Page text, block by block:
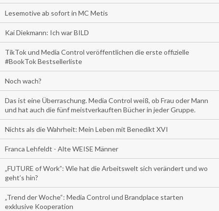
Lesemotive ab sofort in MC Metis
Kai Diekmann: Ich war BILD
TikTok und Media Control veröffentlichen die erste offizielle
#BookTok Bestsellerliste
Noch wach?
Das ist eine Überraschung. Media Control weiß, ob Frau oder Mann
und hat auch die fünf meistverkauften Bücher in jeder Gruppe.
Nichts als die Wahrheit: Mein Leben mit Benedikt XVI
Franca Lehfeldt - Alte WEISE Männer
„FUTURE of Work”: Wie hat die Arbeitswelt sich verändert und wo
geht’s hin?
„Trend der Woche“: Media Control und Brandplace starten
exklusive Kooperation